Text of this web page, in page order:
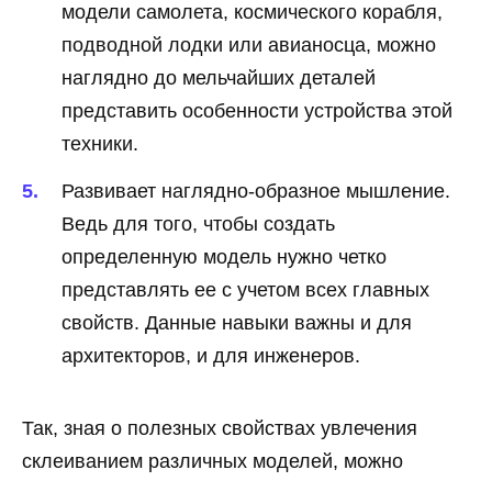
модели самолета, космического корабля,
подводной лодки или авианосца, можно
наглядно до мельчайших деталей
представить особенности устройства этой
техники.
Развивает наглядно-образное мышление.
Ведь для того, чтобы создать
определенную модель нужно четко
представлять ее с учетом всех главных
свойств. Данные навыки важны и для
архитекторов, и для инженеров.
Так, зная о полезных свойствах увлечения
склеиванием различных моделей, можно